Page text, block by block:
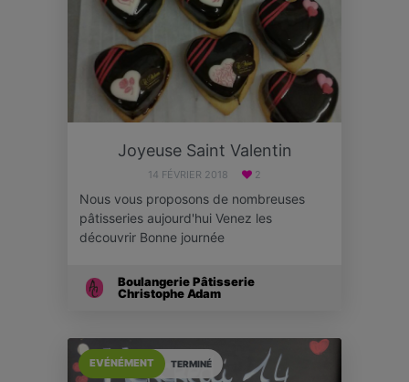
Joyeuse Saint Valentin
14 FÉVRIER 2018 2
Nous vous proposons de nombreuses
pâtisseries aujourd'hui Venez les
découvrir Bonne journée
Boulangerie Pâtisserie
Christophe Adam
TERMINÉ
EVÉNÉMENT